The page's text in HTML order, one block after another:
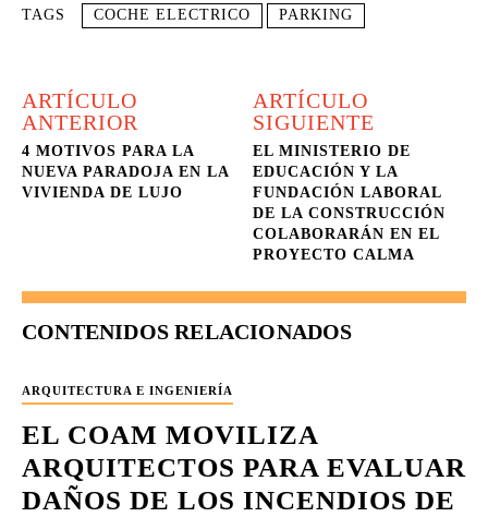
TAGS COCHE ELECTRICO PARKING
ARTÍCULO
ANTERIOR
4 MOTIVOS PARA LA
NUEVA PARADOJA EN LA
VIVIENDA DE LUJO
ARTÍCULO
SIGUIENTE
EL MINISTERIO DE
EDUCACIÓN Y LA
FUNDACIÓN LABORAL
DE LA CONSTRUCCIÓN
COLABORARÁN EN EL
PROYECTO CALMA
CONTENIDOS RELACIONADOS
ARQUITECTURA E INGENIERÍA
EL COAM MOVILIZA
ARQUITECTOS PARA EVALUAR
DAÑOS DE LOS INCENDIOS DE